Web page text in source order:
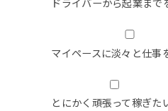
マイペースに淡々と仕事
とにかく頑張って稼ぎた